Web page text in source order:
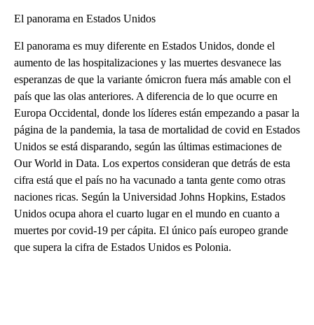
El panorama en Estados Unidos
El panorama es muy diferente en Estados Unidos, donde el
aumento de las hospitalizaciones y las muertes desvanece las
esperanzas de que la variante ómicron fuera más amable con el
país que las olas anteriores. A diferencia de lo que ocurre en
Europa Occidental, donde los líderes están empezando a pasar la
página de la pandemia, la tasa de mortalidad de covid en Estados
Unidos se está disparando, según las últimas estimaciones de
Our World in Data. Los expertos consideran que detrás de esta
cifra está que el país no ha vacunado a tanta gente como otras
naciones ricas. Según la Universidad Johns Hopkins, Estados
Unidos ocupa ahora el cuarto lugar en el mundo en cuanto a
muertes por covid-19 per cápita. El único país europeo grande
que supera la cifra de Estados Unidos es Polonia.